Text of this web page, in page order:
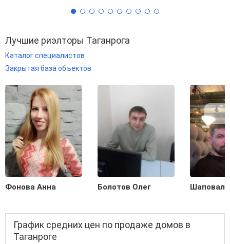
Лучшие риэлторы Таганрога
Каталог специалистов
Закрытая база объектов
Фонова Анна Болотов Олег
График средних цен по продаже домов в
Таганроге